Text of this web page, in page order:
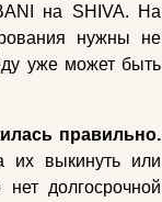
на SHIVA. На
нужны не
уже может быть
правильно.
их выкинуть или
долгосрочной